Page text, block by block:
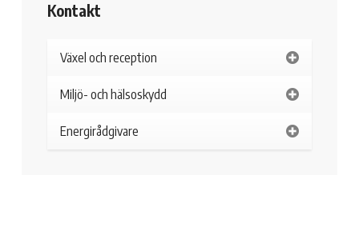
Kontakt
Växel och reception
Miljö- och hälsoskydd
Energirådgivare